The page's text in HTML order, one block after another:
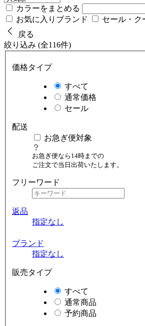
カラーをまとめる
お気に入りブランド
セール・ク
戻る
絞り込み (全116件)
価格タイプ
すべて
通常価格
セール
配送
お急ぎ便対象
お急ぎ便なら14時までの
ご注文で当日出荷いたします。
フリーワード
返品
指定なし
ブランド
指定なし
販売タイプ
すべて
通常商品
予約商品